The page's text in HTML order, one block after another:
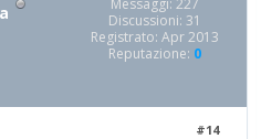
Messaggi: 227
Discussioni: 31
Registrato: Apr 2013
Reputazione: 0
#14